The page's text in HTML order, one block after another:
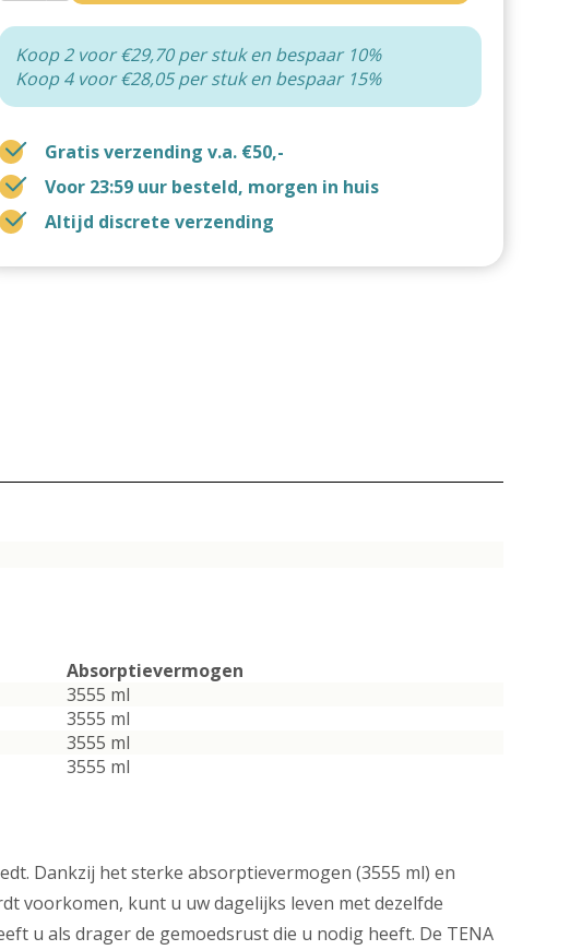
Koop 2 voor €29,70 per stuk en bespaar 10%
Koop 4 voor €28,05 per stuk en bespaar 15%
Gratis verzending v.a. €50,-
Voor 23:59 uur besteld, morgen in huis
Altijd discrete verzending
Absorptievermogen
3555 ml
3555 ml
3555 ml
3555 ml
Dankzij het sterke absorptievermogen (3555 ml) en
voorkomen, kunt u uw dagelijks leven met dezelfde
u als drager de gemoedsrust die u nodig heeft. De TENA